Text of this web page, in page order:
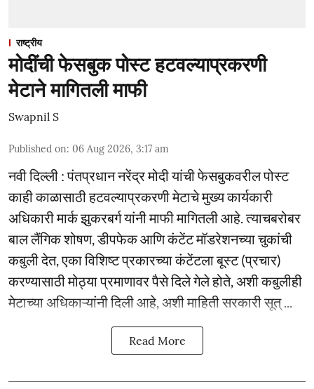
राष्ट्रीय
मोदींची फेसबुक पोस्ट हटवल्याप्रकरणी
मेटाने मागितली माफी
Swapnil S
Published on: 06 Aug 2026, 3:17 am
नवी दिल्ली : पंतप्रधान नरेंद्र मोदी यांची फेसबुकवरील पोस्ट
काही काळासाठी हटवल्याप्रकरणी मेटाचे मुख्य कार्यकारी
अधिकारी मार्क झुकरबर्ग यांनी माफी मागितली आहे. त्याचबरोबर
बाल लैंगिक शोषण, डीपफेक आणि कंटेंट मॉडरेशनच्या चुकांची
कबुली देत, एका विशिष्ट प्रकारच्या कंटेंटला बूस्ट (प्रचार)
करण्यासाठी मोठ्या प्रमाणावर पैसे दिले गेले होते, अशी कबुलीही
मेटाच्या अधिकाऱ्यांनी दिली आहे, अशी माहिती सरकारी सूत् ...
Read More